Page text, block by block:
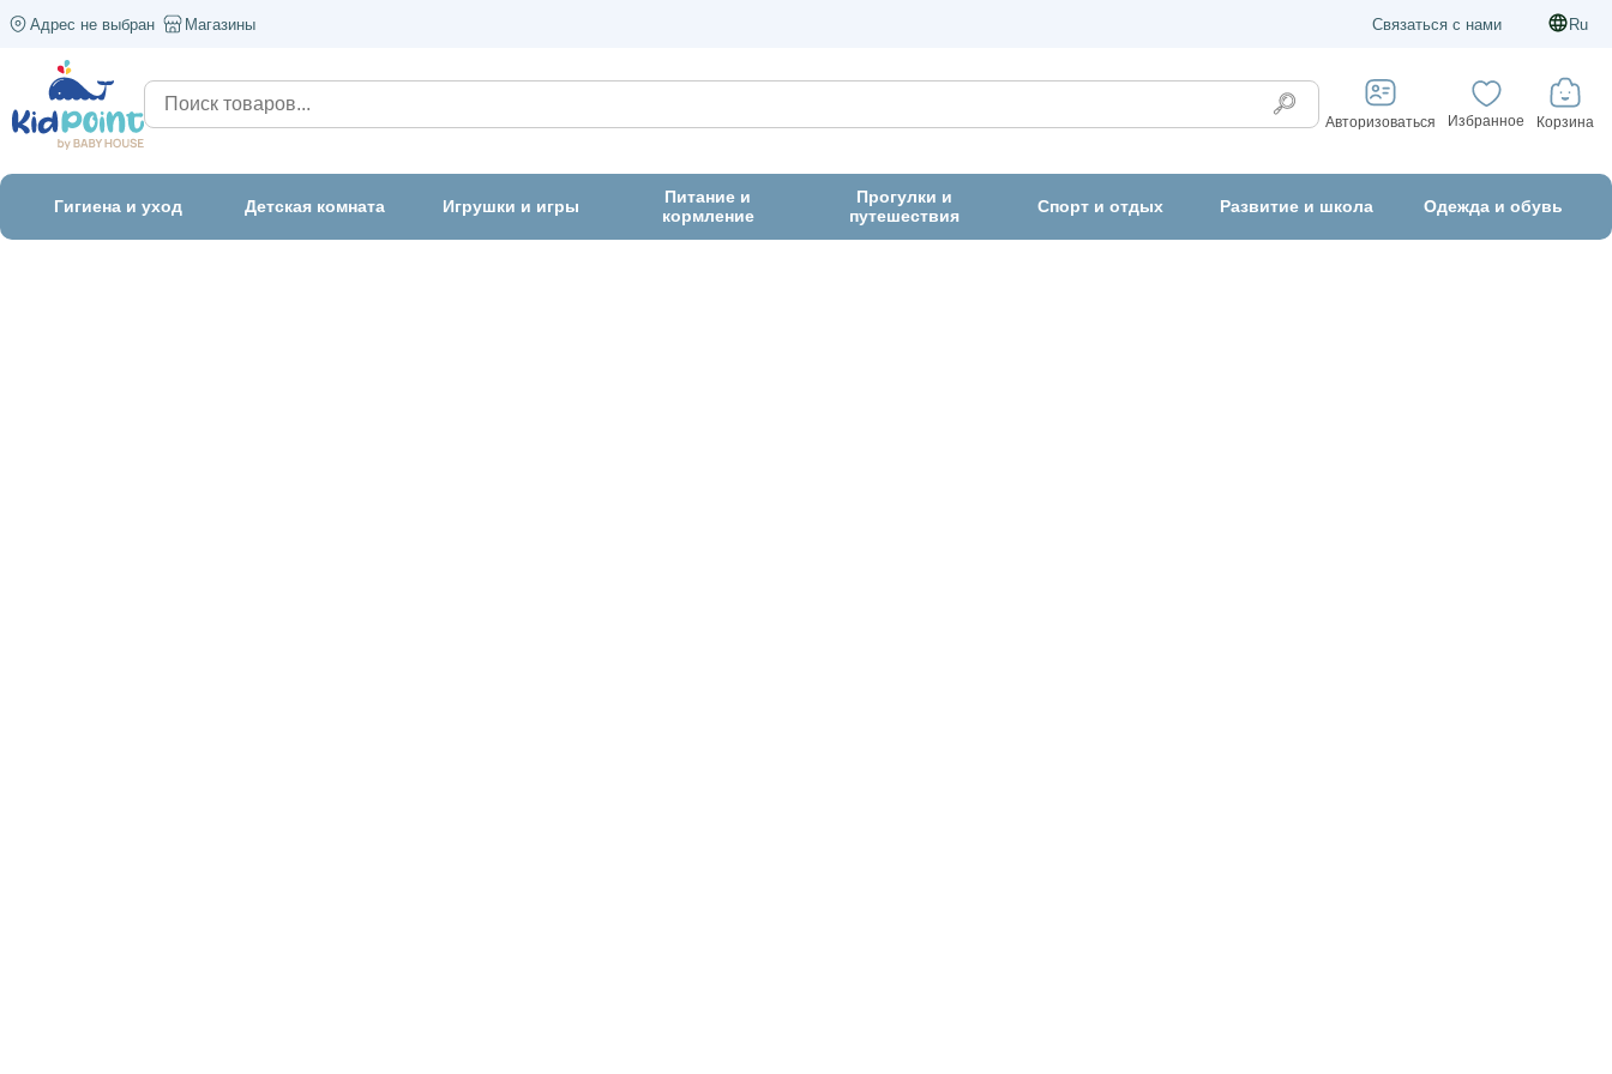
Адрес не выбран Магазины Связаться с нами Ru
Авторизоваться Избранное Корзина
Гигиена и уход Детская комната Игрушки и игры
Питание и
кормление
Прогулки и
путешествия
Спорт и отдых Развитие и школа Одежда и обувь